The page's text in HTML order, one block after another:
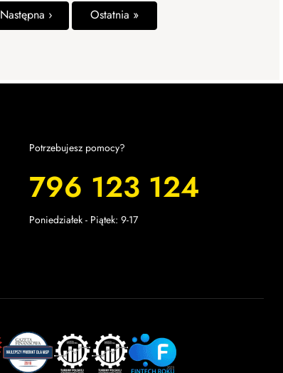
Następna › Ostatnia »
Potrzebujesz pomocy?
796 123 124
Poniedziałek - Piątek: 9-17